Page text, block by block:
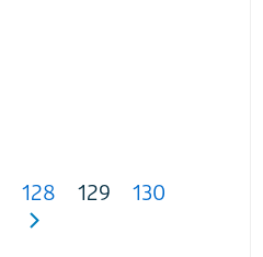
128 129
130